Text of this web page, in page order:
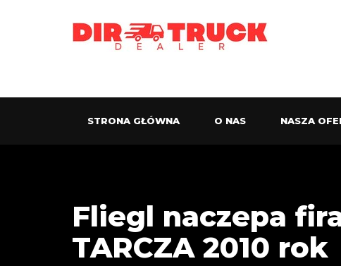
STRONA GŁÓWNA O NAS NASZA
Fliegl naczepa
TARCZA 2010 rok